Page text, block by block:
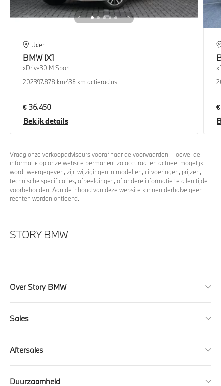
Uden
BMW iX1
xDrive30 M Sport
202397.878 km438 km actieradius
€ 36.450
Bekijk details
Vraag onze verkoopadviseurs vooraf naar de voorwaarden. Hoewel de
informatie op onze website permanent zo accuraat en actueel mogelijk
wordt weergegeven, zijn wijzigingen in modellen, uitvoeringen, prijzen,
technische specificaties, afbeeldingen, of andere informatie te allen tijde
voorbehouden. Aan de inhoud van deze website kunnen derhalve geen
rechten worden ontleend.
STORY BMW
Over Story BMW
Sales
Aftersales
Duurzaamheid